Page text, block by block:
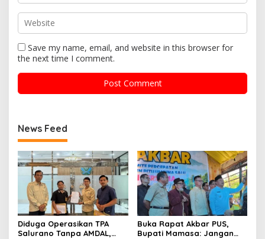
Save my name, email, and website in this browser for
the next time I comment.
News Feed
Diduga Operasikan TPA
Salurano Tanpa AMDAL,
Buka Rapat Akbar PUS,
Bupati Mamasa: Jangan